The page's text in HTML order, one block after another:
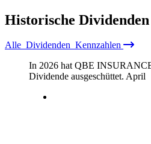
Historische Dividenden
Alle Dividenden Kennzahlen
In 2026 hat QBE
Dividende ausgeschüttet. April